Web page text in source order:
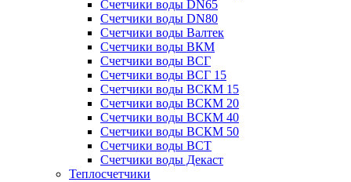
Счетчики воды DN65
Счетчики воды DN80
Счетчики воды Валтек
Счетчики воды ВКМ
Счетчики воды ВСГ
Счетчики воды ВСГ 15
Счетчики воды ВСКМ 15
Счетчики воды ВСКМ 20
Счетчики воды ВСКМ 40
Счетчики воды ВСКМ 50
Счетчики воды ВСТ
Счетчики воды Декаст
Теплосчетчики